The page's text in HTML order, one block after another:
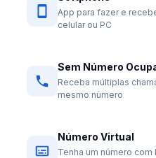
App para fazer e
celular ou PC
Sem Número
Receba múltiplas
mesmo número
Número Virtual
Tenha um número